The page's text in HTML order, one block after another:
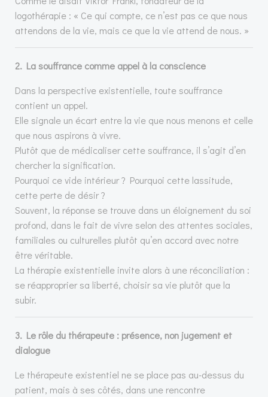
logothérapie : « Ce qui compte, ce n’est pas ce que nous
attendons de la vie, mais ce que la vie attend de nous. »
2. La souffrance comme appel à la conscience
Dans la perspective existentielle, toute souffrance
contient un appel.
Elle signale un écart entre la vie que nous menons et celle
que nous aspirons à vivre.
Plutôt que de médicaliser cette souffrance, il s’agit d’en
chercher la signification.
Pourquoi ce vide intérieur ? Pourquoi cette lassitude,
cette perte de désir ?
Souvent, la réponse se trouve dans un éloignement du soi
profond, dans le fait de vivre selon des attentes sociales,
familiales ou culturelles plutôt qu’en accord avec notre
être véritable.
La thérapie existentielle invite alors à une réconciliation :
se réapproprier sa liberté, choisir sa vie plutôt que la
subir.
3. Le rôle du thérapeute : présence, non jugement et
dialogue
Le thérapeute existentiel ne se place pas au-dessus du
patient, mais à ses côtés, dans une rencontre